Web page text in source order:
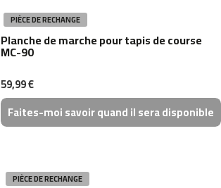
PIÈCE DE RECHANGE
Planche de marche pour tapis de course
MC-90
59,99 €
Faites-moi savoir quand il sera disponible
PIÈCE DE RECHANGE